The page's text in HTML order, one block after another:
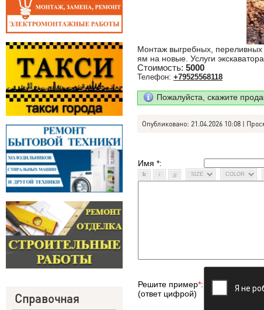
Справочная
Монтаж выгребных,
ям на новые. Услуги
Стоимость: 5000
Телефон: +79525568118
Пожалуйста, скажите
Опубликовано: 21.04.2026 10:08 |
Имя *:
Решите пример*:
(ответ цифрой)